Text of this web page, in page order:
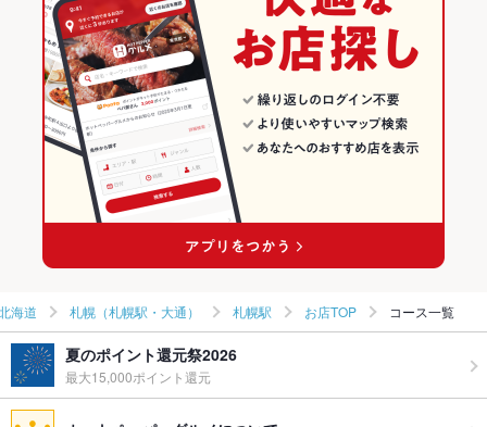
【全席個室】炙り旬（あぶりしゅん）狸小路駅前店
【全席個室】炙り旬（あぶりしゅん）南5条別邸
海鮮個室酒場 伊まり 大通駅前店
その他の関連店舗
焼き鳥・鶏料理
札幌（札幌駅・大通） × 和食
札幌（札幌駅・大通） × 焼き鳥・鶏料理
札幌駅 × 和食
札幌駅 × 焼き鳥・鶏料理
北海道 × 居酒屋
北海道 × 海鮮
北海道 × 和食
北海道 × 焼き鳥・鶏料理
札幌（札幌駅・大通）のグルメランキング
札幌（札幌駅・大通）の居酒屋ランキング
札幌（札幌駅・大通）の海鮮ランキング
札幌駅のグルメランキング
札幌駅の居酒屋ランキング
札幌駅の海鮮ランキング
海道 札幌（札幌駅・大通） 札幌駅 お店TOP コース一覧
夏のポイント還元祭2026
最大15,000ポイント還元